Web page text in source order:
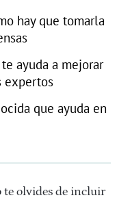
hay que tomarla
ayuda a mejorar
expertos
que ayuda en
te olvides de incluir